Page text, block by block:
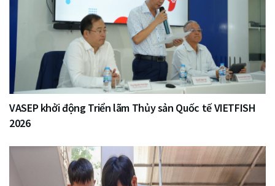
VASEP khởi động Triển lãm Thủy sản Quốc tế VIETFISH
2026